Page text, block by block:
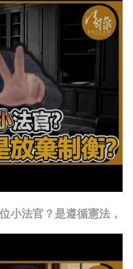
小法官？是遵循憲法，